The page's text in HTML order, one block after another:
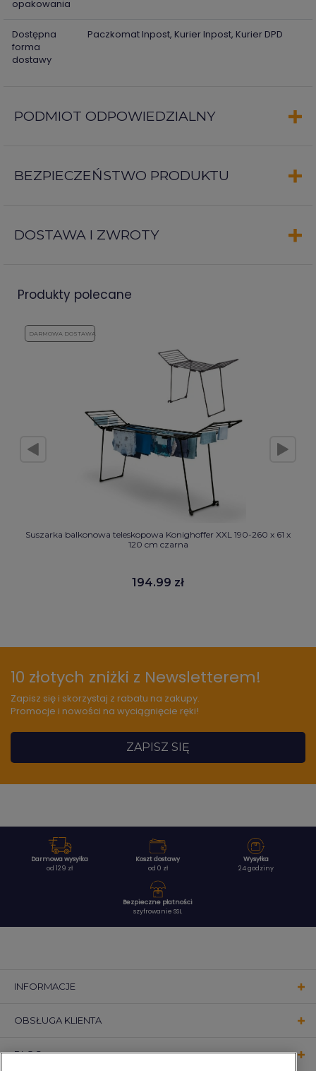
opakowania
Dostępna
forma
dostawy
Paczkomat Inpost, Kurier Inpost, Kurier DPD
PODMIOT ODPOWIEDZIALNY
BEZPIECZEŃSTWO PRODUKTU
DOSTAWA I ZWROTY
produkty polecane
DARMOWA DOSTAWA
Suszarka balkonowa teleskopowa Konighoffer XXL 190-260 x 61 x
120 cm czarna
194.99 zł
10 złotych zniżki z Newsletterem!
Zapisz się i skorzystaj z rabatu na zakupy.
Promocje i nowości na wyciągnięcie ręki!
ZAPISZ SIĘ
Darmowa wysyłka
od 129 zł
Koszt dostawy
od 0 zł
Wysyłka
24 godziny
Bezpieczne płatności
szyfrowanie SSL
INFORMACJE
OBSŁUGA KLIENTA
BLOG